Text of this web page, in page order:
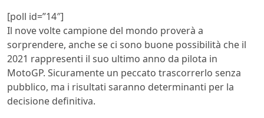
[poll id=”14″]
Il nove volte campione del mondo proverà a
sorprendere, anche se ci sono buone possibilità che il
2021 rappresenti il suo ultimo anno da pilota in
MotoGP. Sicuramente un peccato trascorrerlo senza
pubblico, ma i risultati saranno determinanti per la
decisione definitiva.